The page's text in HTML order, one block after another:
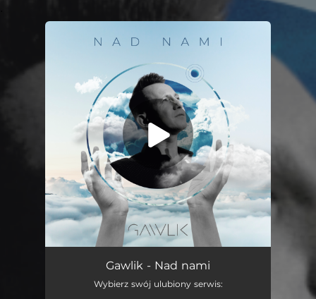
Nad NamiGawlik - Nad nami
Wybierz swój ulubiony serwis: